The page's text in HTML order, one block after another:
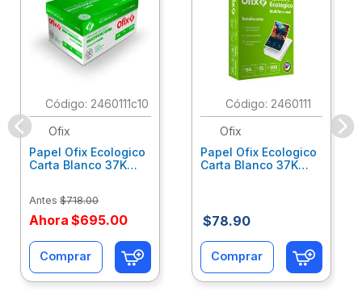
: 2460111c10
Ofix
Papel Ofix Ecologico
Carta Blanco 37K
Antes $718.00
Ahora $695.00
Comprar
: 2460111
Ofix
Papel Ofix Ecologico
Carta Blanco 37K
$78.90
Comprar